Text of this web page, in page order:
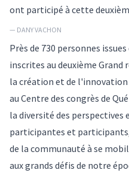
ont participé à cette
— DANY VACHON
Près de 730 personnes
inscrites au deuxième Grand
la création et de l'innovation
au Centre des congrès de
la diversité des perspectives
participantes et
de la communauté à se
aux grands défis de notre